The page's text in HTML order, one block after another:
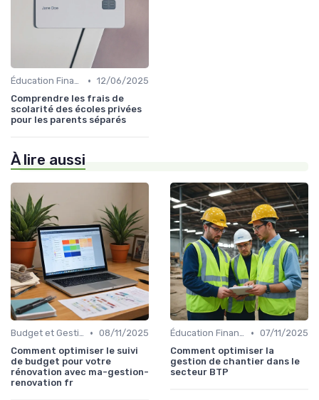
Éducation Financière • 12/06/2025
Comprendre les frais de
scolarité des écoles privées
pour les parents séparés
À lire aussi
Budget et Gestion des Finances Personnelles • 08/11/2025
Comment optimiser le suivi
de budget pour votre
rénovation avec ma-gestion-
renovation fr
Éducation Financière • 07/11/2025
Comment optimiser la
gestion de chantier dans le
secteur BTP